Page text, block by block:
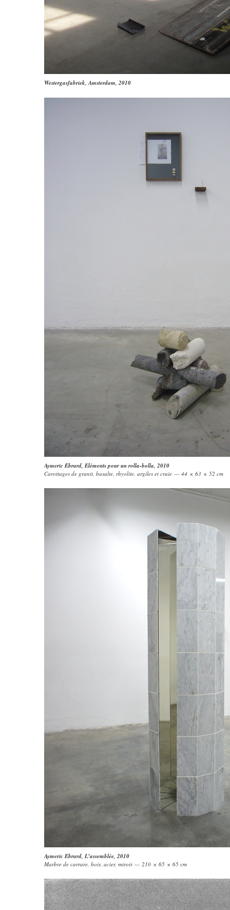
Westergasfabriek, Amsterdam, 2010
Aymeric Ebrard, Eléments pour un rolla-bolla, 2010
Carottages de granit, basalte, rhyolite, argiles et craie — 44 × 63 × 52 cm
Aymeric Ebrard, L’assemblée, 2010
Marbre de carrare, bois, acier, miroir — 210 × 65 × 65 cm